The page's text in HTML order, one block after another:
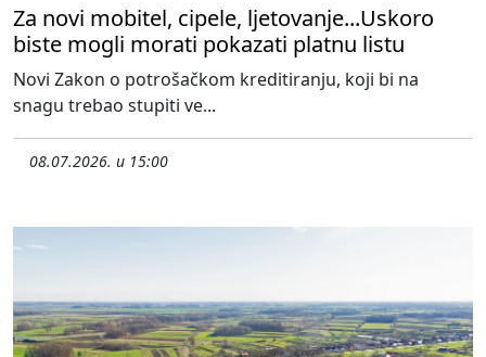
Za novi mobitel, cipele, ljetovanje...Uskoro
biste mogli morati pokazati platnu listu
Novi Zakon o potrošačkom kreditiranju, koji bi na
snagu trebao stupiti ve...
08.07.2026. u 15:00